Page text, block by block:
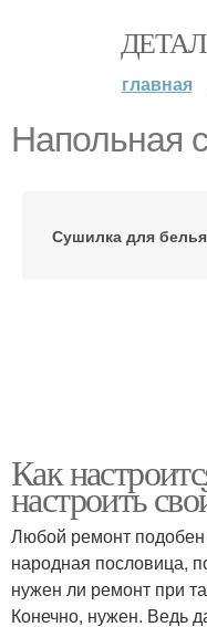
главная
Напольная
Сушилка для белья
Как
настроить
Любой ремонт подобен
народная пословица,
нужен ли ремонт при
Конечно, нужен. Ведь